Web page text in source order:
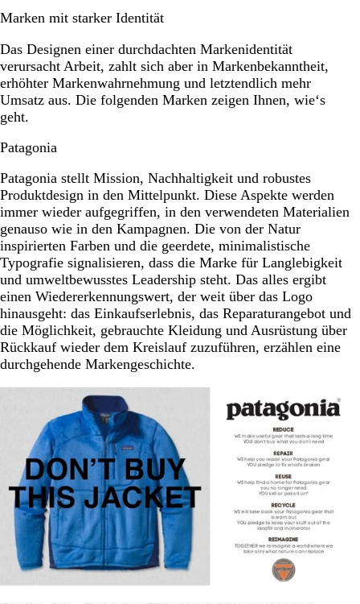
Marken mit starker Identität
Das Designen einer durchdachten Markenidentität
verursacht Arbeit, zahlt sich aber in Markenbekanntheit,
erhöhter Markenwahrnehmung und letztendlich mehr
Umsatz aus. Die folgenden Marken zeigen Ihnen, wie‘s
geht.
Patagonia
Patagonia stellt Mission, Nachhaltigkeit und robustes
Produktdesign in den Mittelpunkt. Diese Aspekte werden
immer wieder aufgegriffen, in den verwendeten Materialien
genauso wie in den Kampagnen. Die von der Natur
inspirierten Farben und die geerdete, minimalistische
Typografie signalisieren, dass die Marke für Langlebigkeit
und umweltbewusstes Leadership steht. Das alles ergibt
einen Wiedererkennungswert, der weit über das Logo
hinausgeht: das Einkaufserlebnis, das Reparaturangebot und
die Möglichkeit, gebrauchte Kleidung und Ausrüstung über
Rückkauf wieder dem Kreislauf zuzuführen, erzählen eine
durchgehende Markengeschichte.